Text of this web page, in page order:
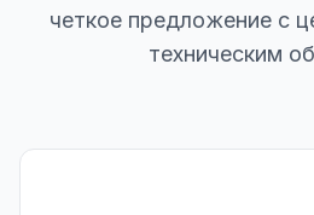
четкое предложение с
техническим